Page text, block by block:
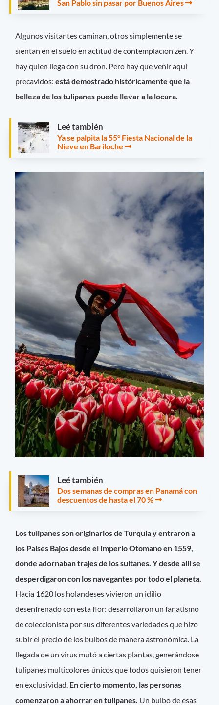
San Pablo sin pasar por Buenos Aires
Algunos visitantes caminan, otros simplemente se
sientan en el suelo en actitud de contemplación zen. Y
hay quien llega con su dron. Pero hay que venir aquí
precavidos:está demostrado históricamente que la
belleza de los tulipanes puede llevar a la locura.
Leé también
Ya se palpita la 55° Fiesta Nacional de la
Nieve en Bariloche
Leé también
Dos semanas de compras en Panamá con
descuentos de hasta el 70 %
Los tulipanes son originarios de Turquía y entraron a
los Países Bajos desde el Imperio Otomano en 1559,
donde adornaban trajes de los sultanes. Y desde allí se
desperdigaron con los navegantes por todo el planeta.
Hacia 1620 los holandeses vivieron un idilio
desenfrenado con esta flor: desarrollaron un fanatismo
de coleccionista por sus diferentes variedades que hizo
subir el precio de los bulbos de manera astronómica. La
llegada de un virus mutó a ciertas plantas, generándose
tulipanes multicolores únicos que todos quisieron tener
en exclusividad. En cierto momento, las personas
comenzaron a ahorrar en tulipanes. Un bulbo de esas